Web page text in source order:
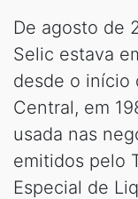
De agosto de
Selic estava
desde o início
Central, em
usada nas
emitidos pelo
Especial de